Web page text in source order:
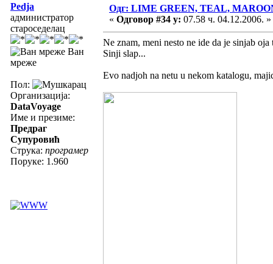
Pedja
администратор
староседелац
Ван
мреже
Пол:
Организација:
DataVoyage
Име и презиме:
Предраг
Супуровић
Струка: програмер
Поруке: 1.960
Одг: LIME GREEN, TEAL,
« Одговор #34 у: 07.58 ч. 04.12.2006. »
Ne znam, meni nesto ne ide da je sinjab
Sinji slap...
Evo nadjoh na netu u nekom katalogu,